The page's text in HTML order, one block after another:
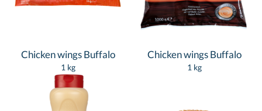
Chicken wings Buffalo
1 kg
Chicken wings Buffalo
1 kg